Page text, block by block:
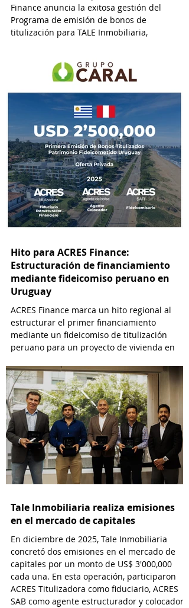
Finance anuncia la exitosa gestión del
Programa de emisión de bonos de
titulización para TALE Inmobiliaria,
Hito para ACRES Finance:
Estructuración de financiamiento
mediante fideicomiso peruano en
Uruguay
ACRES Finance marca un hito regional al
estructurar el primer financiamiento
mediante un fideicomiso de titulización
peruano para un proyecto de vivienda en
Tale Inmobiliaria realiza emisiones
en el mercado de capitales
En diciembre de 2025, Tale Inmobiliaria
concretó dos emisiones en el mercado de
capitales por un monto de US$ 3'000,000
cada una. En esta operación, participaron
ACRES Titulizadora como fiduciario, ACRES
SAB como agente estructurador y colocador,